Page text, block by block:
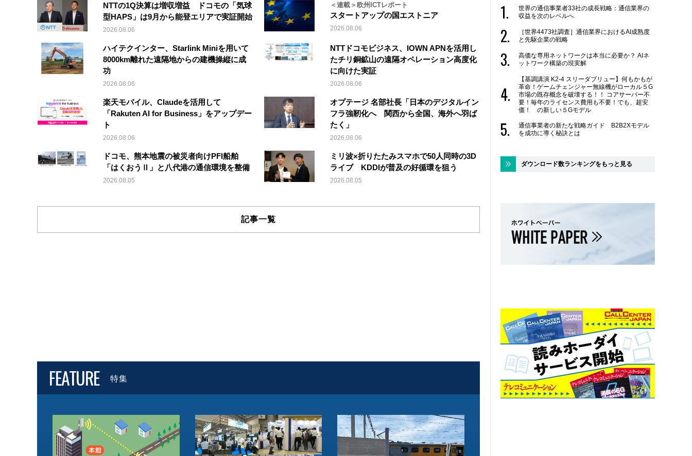
NTTの1Q決算は増収増益 ドコモの「気球
型HAPS」は9月から能登エリアで実証開始
2026.08.06
＜連載＞欧州ICTレポート
スタートアップの国エストニア
2026.08.06
ハイテクインター、Starlink Miniを用いて
8000km離れた遠隔地からの建機操縦に成
功
2026.08.06
NTTドコモビジネス、IOWN APNを活用し
たチリ銅鉱山の遠隔オペレーション高度化
に向けた実証
2026.08.06
楽天モバイル、Claudeを活用して
「Rakuten AI for Business」をアップデー
ト
2026.08.06
オプテージ 名部社長「日本のデジタルイン
フラ強靭化へ 関西から全国、海外へ羽ば
たく」
2026.08.06
ドコモ、熊本地震の被災者向けPFI船舶
「はくおうⅡ」と八代港の通信環境を整備
2026.08.05
ミリ波×折りたたみスマホで50人同時の3D
ライブ KDDIが普及の好循環を狙う
2026.08.05
記事一覧
FEATURE 特集
世界の通信事業者33社の成長戦略：通信業界の
収益を次のレベルへ
［世界4473社調査］通信業界におけるAI成熟度
と先駆企業の戦略
高価な専用ネットワークは本当に必要か？ AIネ
ットワーク構築の現実解
【基調講演 K2-4 スリーダブリュー】何もかもが
革命！ゲームチェンジャー無線機がローカル５G
市場の既存概念を破壊する！！ コアサーバー不
要！毎年のライセンス費用も不要！でも、超安
価！ の新しい５Gモデル
通信事業者の新たな戦略ガイド B2B2Xモデル
を成功に導く秘訣とは
ダウンロード数ランキングをもっと見る